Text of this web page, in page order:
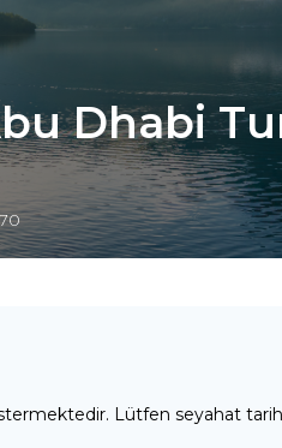
Dhabi
Lütfen seyahat